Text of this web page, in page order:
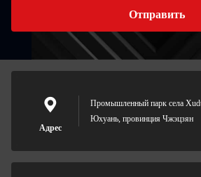
Отправить
Адрес
Промышленный парк села
Юхуань, провинция Чжэцзян